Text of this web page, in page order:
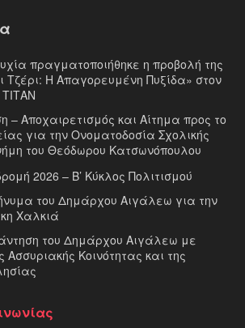
πραγματοποιήθηκε η προβολή της
Τζέρι: Η Απαγορευμένη Πυξίδα» στον
– Αποχαιρετισμός και Αίτημα προς το
για την Ονοματοδοσία Σχολικής
του Θεόδωρου Κατσωνόπουλου
2026 – Β’ Κύκλος Πολιτισμού
του Δημάρχου Αιγάλεω για την
Χαλκιά
του Δημάρχου Αιγάλεω με
Ασσυριακής Κοινότητας και της